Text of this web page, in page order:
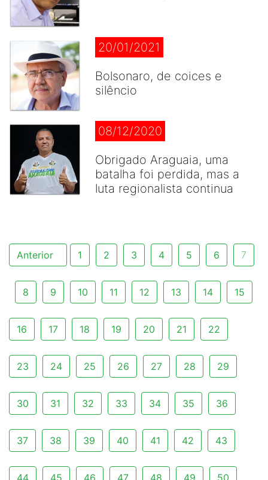
20/01/2021
Bolsonaro, de coices e
silêncio
08/12/2020
Obrigado Araguaia, uma
batalha foi perdida, mas a
luta regionalista continua
Anterior 1 2 3 4 5 6 7
8 9 10 11 12 13 14 15
16 17 18 19 20 21 22
23 24 25 26 27 28 29
30 31 32 33 34 35 36
37 38 39 40 41 42 43
44 45 46 47 48 49 50